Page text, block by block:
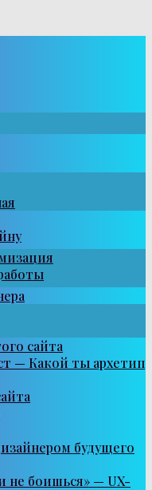
сайта
— Какой ты архетип
будущего
не боишься» — UX-